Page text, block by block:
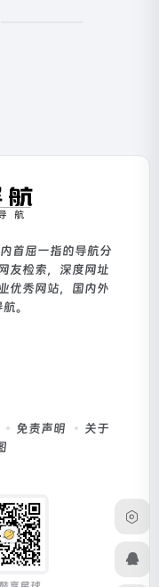
首屈一指的导航分
友检索，深度网址
优秀网站，国内外
。
免责声明
关于